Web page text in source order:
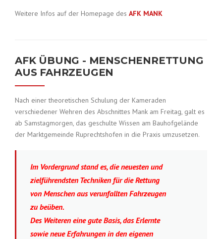
Weitere Infos auf der Homepage des AFK MANK
AFK ÜBUNG - MENSCHENRETTUNG
AUS FAHRZEUGEN
Nach einer theoretischen Schulung der Kameraden
verschiedener Wehren des Abschnittes Mank am Freitag, galt es
ab Samstagmorgen, das geschulte Wissen am Bauhofgelände
der Marktgemeinde Ruprechtshofen in die Praxis umzusetzen.
Im Vordergrund stand es, die neuesten und
zielführendsten Techniken für die Rettung
von Menschen aus verunfallten Fahrzeugen
zu beüben.
Des Weiteren eine gute Basis, das Erlernte
sowie neue Erfahrungen in den eigenen